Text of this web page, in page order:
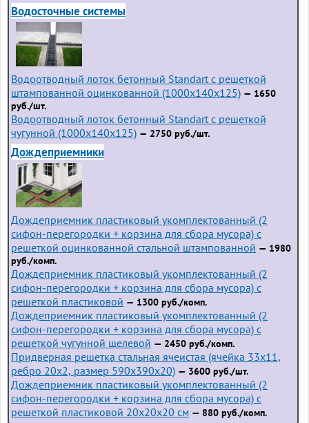
Водосточные системы
Водоотводный лоток бетонный Standart с решеткой
штампованной оцинкованной (1000x140x125) — 1650
руб./шт.
Водоотводный лоток бетонный Standart с решеткой
чугунной (1000x140x125) — 2750 руб./шт.
Дождеприемники
Дождеприемник пластиковый укомплектованный (2
сифон-перегородки + корзина для сбора мусора) с
решеткой оцинкованной стальной штампованной — 1980
руб./комп.
Дождеприемник пластиковый укомплектованный (2
сифон-перегородки + корзина для сбора мусора) с
решеткой пластиковой — 1300 руб./комп.
Дождеприемник пластиковый укомплектованный (2
сифон-перегородки + корзина для сбора мусора) с
решеткой чугунной щелевой — 2450 руб./комп.
Придверная решетка стальная ячеистая (ячейка 33x11,
ребро 20x2, размер 590x390x20) — 3600 руб./шт.
Дождеприемник пластиковый укомплектованный (2
сифон-перегородки + корзина для сбора мусора) с
решеткой пластиковой 20х20х20 см — 880 руб./комп.